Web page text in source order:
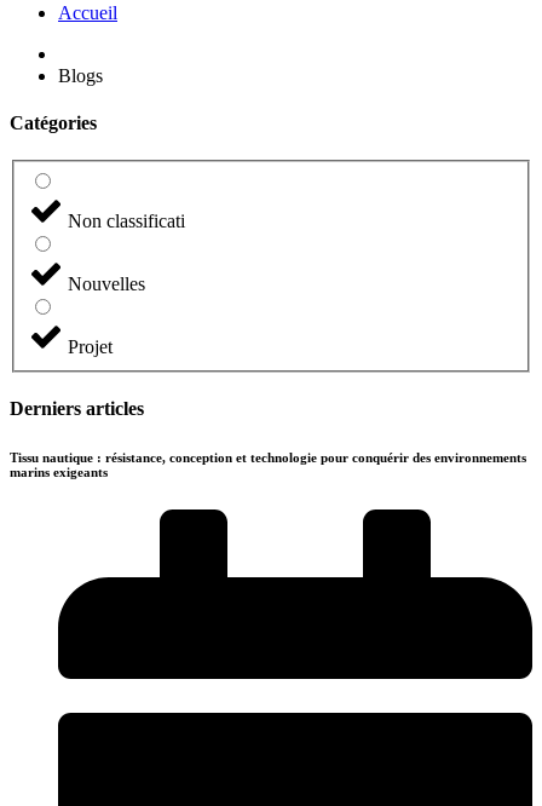
Accueil
Blogs
Catégories
Non classificati
Nouvelles
Projet
Derniers articles
Tissu nautique : résistance, conception et technologie pour conquérir des environnements
marins exigeants